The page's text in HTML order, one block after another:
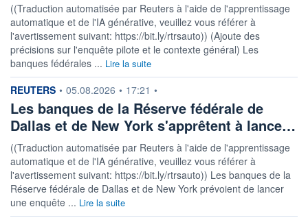
((Traduction automatisée par Reuters à l'aide de l'apprentissage
automatique et de l'IA générative, veuillez vous référer à
l'avertissement suivant: https://bit.ly/rtrsauto)) (Ajoute des
précisions sur l'enquête pilote et le contexte général) Les
banques fédérales ... Lire la suite
information fournie par
REUTERS • 05.08.2026 • 17:21 •
Les banques de la Réserve fédérale de
Dallas et de New York s'apprêtent à lance…
((Traduction automatisée par Reuters à l'aide de l'apprentissage
automatique et de l'IA générative, veuillez vous référer à
l'avertissement suivant: https://bit.ly/rtrsauto)) Les banques de la
Réserve fédérale de Dallas et de New York prévoient de lancer
une enquête ... Lire la suite